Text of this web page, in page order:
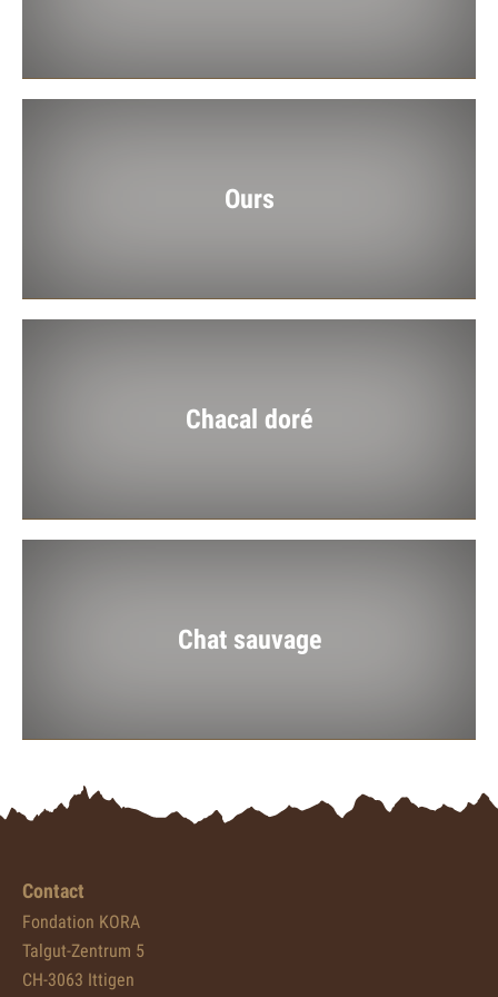
Ours
Chacal doré
Chat sauvage
Contact
Fondation KORA
Talgut-Zentrum 5
CH-3063 Ittigen